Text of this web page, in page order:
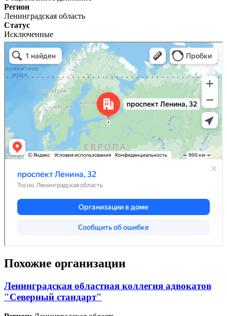
Регион
Ленинградская область
Статус
Исключенные
Похожие организации
Ленинградская областная коллегия адвокатов
"Северный стандарт"